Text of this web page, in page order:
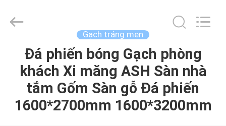
NHÀ
SẢN
PHẨM
CERAMICS
Gạch tráng men
Đá phiến bóng Gạch phòng
khách Xi măng ASH Sàn nhà
tắm Gốm Sàn gỗ Đá phiến
1600*2700mm 1600*3200mm